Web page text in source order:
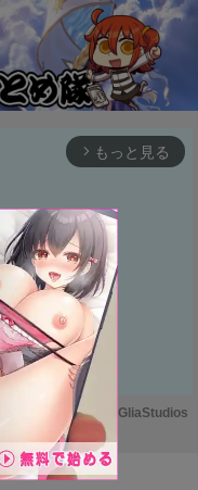
arrow_forward_ios もっと見る
u
Powered by GliaStudios